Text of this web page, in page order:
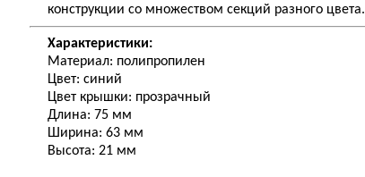
конструкции со множеством секций разного цвета.
Характеристики:
Материал: полипропилен
Цвет: синий
Цвет крышки: прозрачный
Длина: 75 мм
Ширина: 63 мм
Высота: 21 мм